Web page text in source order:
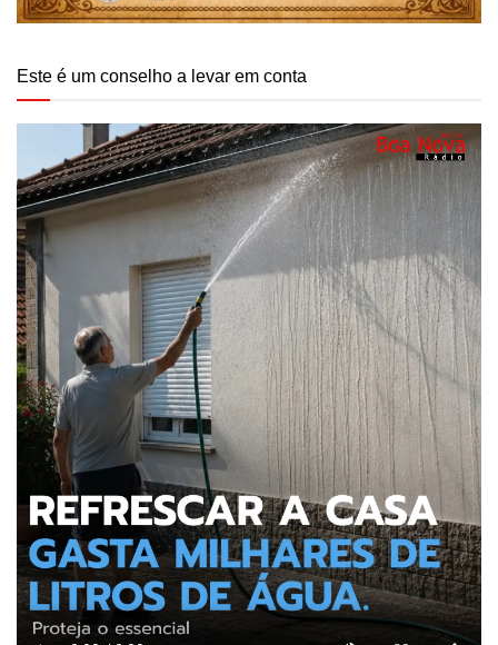
Este é um conselho a levar em conta